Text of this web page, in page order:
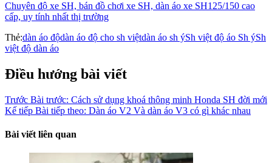
Chuyên độ xe SH, bán đồ chơi xe SH, dàn áo xe SH125/150 cao
cấp, uy tính nhất thị trường
Thẻ:dàn áo độdàn áo độ cho sh việtdàn áo sh ýSh việt độ áo Sh ýSh
việt độ dàn áo
Điều hướng bài viết
Trước Bài trước: Cách sử dụng khoá thông minh Honda SH đời mới
Kế tiếp Bài tiếp theo: Dàn áo V2 Và dàn áo V3 có gì khác nhau
Bài viết liên quan